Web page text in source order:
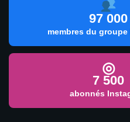
97 000
membres du
◎
7 500
abonnés